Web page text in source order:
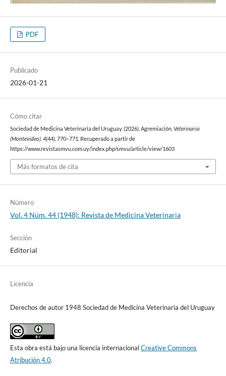
PDF
Publicado
2026-01-21
Cómo citar
Sociedad de Medicina Veterinaria del Uruguay. (2026). Agremiación. Veterinaria
(Montevideo), 4(44), 770–771. Recuperado a partir de
https://www.revistasmvu.com.uy/index.php/smvu/article/view/1603
Más formatos de cita
Número
Vol. 4 Núm. 44 (1948): Revista de Medicina Veterinaria
Sección
Editorial
Licencia
Derechos de autor 1948 Sociedad de Medicina Veterinaria del Uruguay
Esta obra está bajo una licencia internacionalCreative Commons
Atribución 4.0.